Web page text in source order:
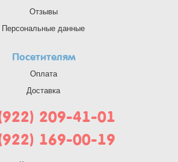
Отзывы
Персональные данные
Посетителям
Оплата
Доставка
209-41-01
169-00-19